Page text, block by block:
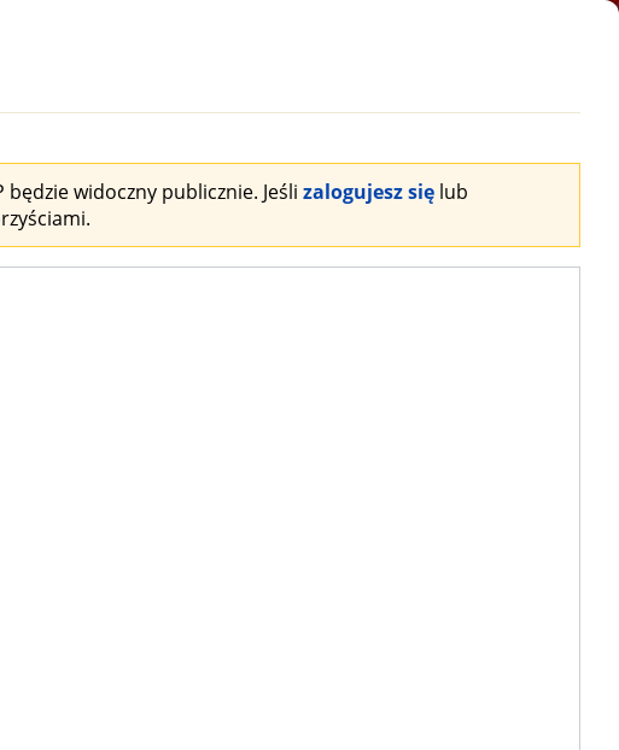
widoczny publicznie. Jeśli zalogujesz się lub